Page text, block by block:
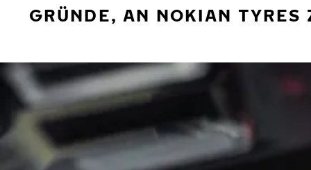
GRÜNDE, AN NOKIAN TYRES